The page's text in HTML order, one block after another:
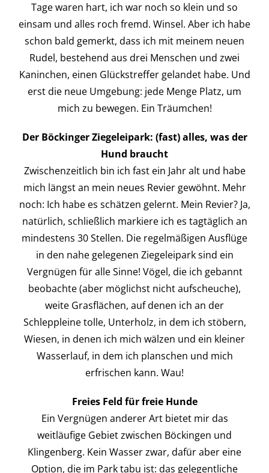
Tage waren hart, ich war noch so klein und so
einsam und alles roch fremd. Winsel. Aber ich habe
schon bald gemerkt, dass ich mit meinem neuen
Rudel, bestehend aus drei Menschen und zwei
Kaninchen, einen Glückstreffer gelandet habe. Und
erst die neue Umgebung: jede Menge Platz, um
mich zu bewegen. Ein Träumchen!
Der Böckinger Ziegeleipark: (fast) alles, was der
Hund braucht
Zwischenzeitlich bin ich fast ein Jahr alt und habe
mich längst an mein neues Revier gewöhnt. Mehr
noch: Ich habe es schätzen gelernt. Mein Revier? Ja,
natürlich, schließlich markiere ich es tagtäglich an
mindestens 30 Stellen. Die regelmäßigen Ausflüge
in den nahe gelegenen Ziegeleipark sind ein
Vergnügen für alle Sinne! Vögel, die ich gebannt
beobachte (aber möglichst nicht aufscheuche),
weite Grasflächen, auf denen ich an der
Schleppleine tolle, Unterholz, in dem ich stöbern,
Wiesen, in denen ich mich wälzen und ein kleiner
Wasserlauf, in dem ich planschen und mich
erfrischen kann. Wau!
Freies Feld für freie Hunde
Ein Vergnügen anderer Art bietet mir das
weitläufige Gebiet zwischen Böckingen und
Klingenberg. Kein Wasser zwar, dafür aber eine
Option, die im Park tabu ist: das gelegentliche